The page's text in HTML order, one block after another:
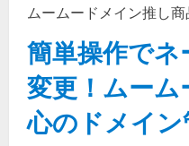
ムームードメイン推し商
簡単操作で
変更！ムー
心のドメイン